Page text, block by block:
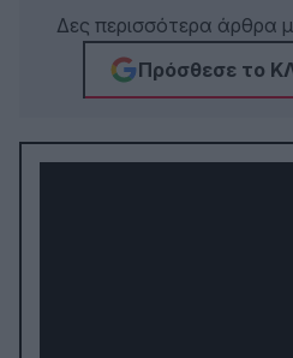
Δες περισσότερα άρθρα
Πρόσθεσε το